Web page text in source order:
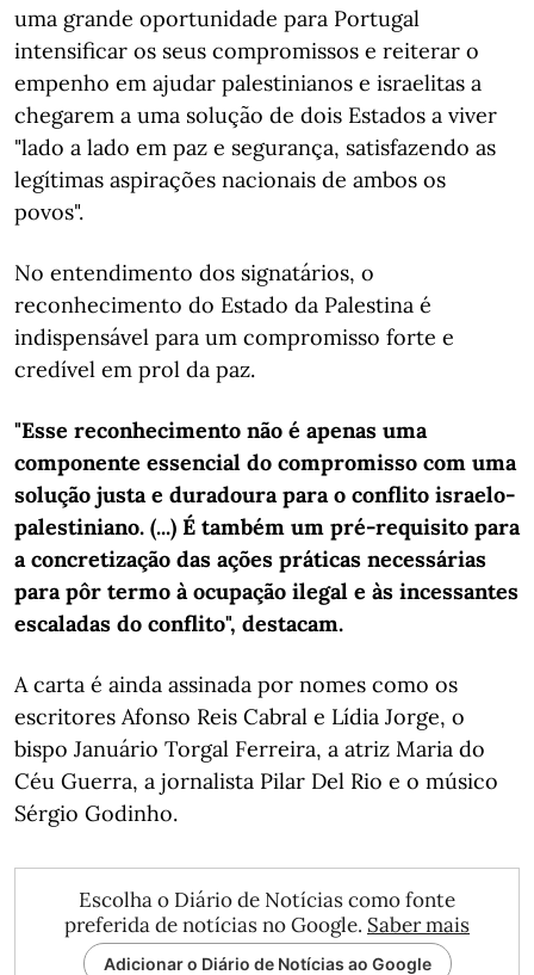
uma grande oportunidade para Portugal
intensificar os seus compromissos e reiterar o
empenho em ajudar palestinianos e israelitas a
chegarem a uma solução de dois Estados a viver
"lado a lado em paz e segurança, satisfazendo as
legítimas aspirações nacionais de ambos os
povos".
No entendimento dos signatários, o
reconhecimento do Estado da Palestina é
indispensável para um compromisso forte e
credível em prol da paz.
"Esse reconhecimento não é apenas uma
componente essencial do compromisso com uma
solução justa e duradoura para o conflito israelo-
palestiniano. (...) É também um pré-requisito para
a concretização das ações práticas necessárias
para pôr termo à ocupação ilegal e às incessantes
escaladas do conflito", destacam.
A carta é ainda assinada por nomes como os
escritores Afonso Reis Cabral e Lídia Jorge, o
bispo Januário Torgal Ferreira, a atriz Maria do
Céu Guerra, a jornalista Pilar Del Rio e o músico
Sérgio Godinho.
Escolha o Diário de Notícias como fonte
preferida de notícias no Google. Saber mais
Adicionar o Diário de Notícias ao Google